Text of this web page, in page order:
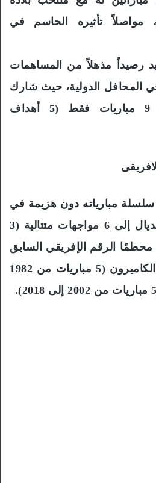
مواصلاً تأثيره الحاسم في
رصيداً مذهلاً من المساهمات
المحافل الدولية، حيث شارك
في 7 أهداف خلال 9 مباريات فقط (5 أهداف
مبارياته دون هزيمة في
دور المجموعات بالمونديال إلى 6 مواجهات متتالية (3
محطمًا الرقم الإفريقي السابق
الذي كان مناصفة بين الكاميرون (5 مباريات من 1982